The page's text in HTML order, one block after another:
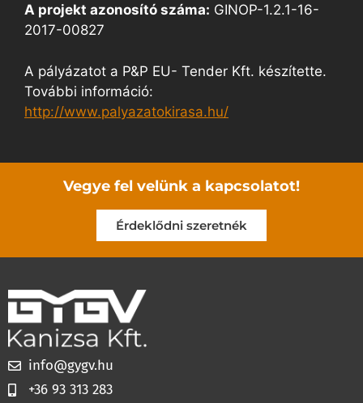
A projekt azonosító száma: GINOP-1.2.1-16-
2017-00827
A pályázatot a P&P EU- Tender Kft. készítette.
További információ:
http://www.palyazatokirasa.hu/
Vegye fel velünk a kapcsolatot!
Érdeklődni szeretnék
info@gygv.hu
+36 93 313 283